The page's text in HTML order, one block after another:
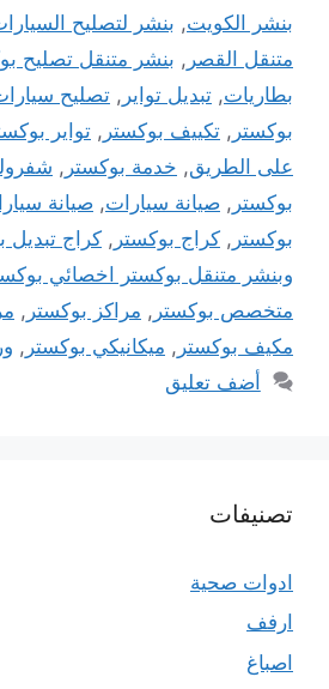
بنشر الكويت, بنشر لتصليح
متنقل القصر , بنشر متنقل تصليح
بطاريات, تبديل تواير , تصليح
بوكستر , تكييف بوكستر , تواير
على الطريق, خدمة بوكستر ,
بوكستر , صيانة سيارات, صيانة
بوكستر , كراج بوكستر , كراج تبديل
وبنشر متنقل بوكستر اخصائي
متخصص بوكستر , مراكز بوكستر ,
مكيف بوكستر , ميكانيكي بوكستر ,
أضف تعليق
تصنيفات
ادوات صحية
ارفف
اصباغ